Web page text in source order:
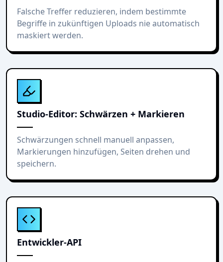
Falsche Treffer reduzieren, indem bestimmte
Begriffe in zukünftigen Uploads nie automatisch
maskiert werden.
Studio-Editor: Schwärzen + Markieren
Schwärzungen schnell manuell anpassen,
Markierungen hinzufügen, Seiten drehen und
speichern.
Entwickler-API